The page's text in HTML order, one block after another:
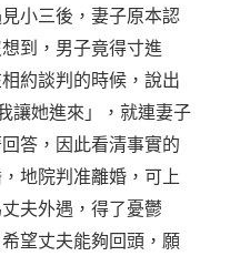
小三後，妻子原本認
到，男子竟得寸進
約談判的時候，說出
讓她進來」，就連妻子
答，因此看清事實的
，地院判准離婚，可上
夫外遇，得了憂鬱
望丈夫能夠回頭，願